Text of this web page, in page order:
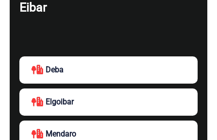
Eibar
Deba
Elgoibar
Mendaro